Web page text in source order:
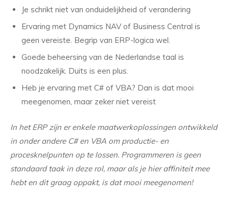
Je schrikt niet van onduidelijkheid of verandering
Ervaring met Dynamics NAV of Business Central is
geen vereiste. Begrip van ERP-logica wel.
Goede beheersing van de Nederlandse taal is
noodzakelijk. Duits is een plus.
Heb je ervaring met C# of VBA? Dan is dat mooi
meegenomen, maar zeker niet vereist
In het ERP zijn er enkele maatwerkoplossingen ontwikkeld
in onder andere C# en VBA om productie- en
procesknelpunten op te lossen. Programmeren is geen
standaard taak in deze rol, maar als je hier affiniteit mee
hebt en dit graag oppakt, is dat mooi meegenomen!